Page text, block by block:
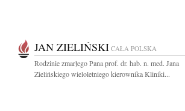
JAN ZIELIŃSKI CAŁA POLSKA
Rodzinie zmarłego Pana prof. dr. hab. n. med. Jana
Zielińskiego wieloletniego kierownika Kliniki...